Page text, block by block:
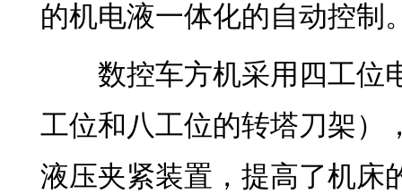
的机电液一体化的自动控制
数控车方机采用四工位
工位和八工位的转塔刀架）
液压夹紧装置，提高了机床